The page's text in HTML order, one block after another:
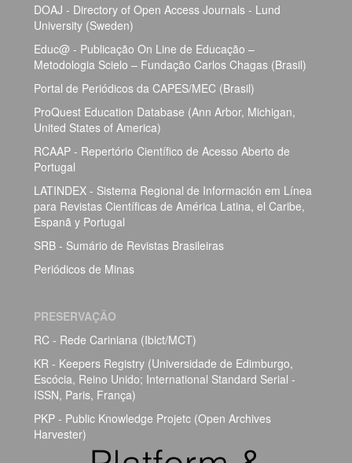
DOAJ - Directory of Open Access Journals - Lund
University (Sweden)
Educ@ - Publicação On Line de Educação –
Metodologia Scielo – Fundação Carlos Chagas (Brasil)
Portal de Periódicos da CAPES/MEC (Brasil)
ProQuest Education Database (Ann Arbor, Michigan,
United States of America)
RCAAP - Repertório Científico de Acesso Aberto de
Portugal
LATINDEX - Sistema Regional de Información em Línea
para Revistas Científicas de América Latina, el Caribe,
Espanã y Portugal
SRB - Sumário de Revistas Brasileiras
Periódicos de Minas
PRESERVAÇÃO
RC - Rede Cariniana (Ibict/MCT)
KR - Keepers Registry (Universidade de Edimburgo,
Escócia, Reino Unido; International Standard Serial -
ISSN, Paris, França)
PKP - Public Knowledge Projetc (Open Archives
Harvester)